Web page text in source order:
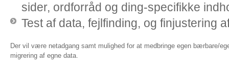
sider, ordforråd og ding-specifikke
Test af data, fejlfinding, og finjustering
Der vil være netadgang samt mulighed for at medbringe egen bærbare/
migrering af egne data.